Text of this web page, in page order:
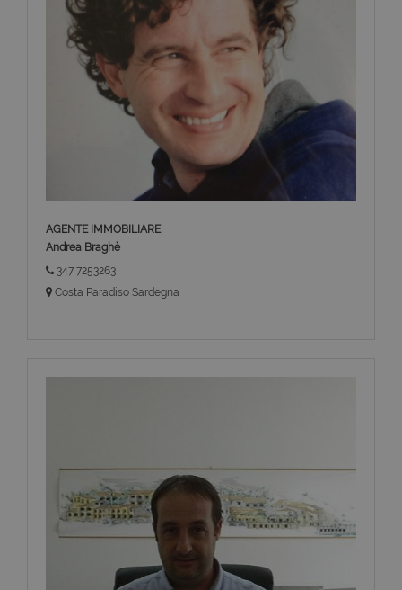
AGENTE IMMOBILIARE
Andrea Braghè
347 7253263
Costa Paradiso Sardegna